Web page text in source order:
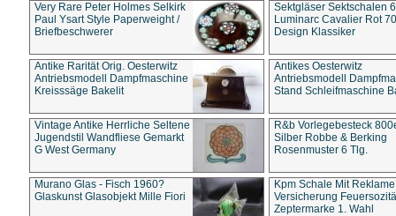
Very Rare Peter Holmes Selkirk
Paul Ysart Style Paperweight /
Briefbeschwerer
Sektgläser Sektschalen
Luminarc Cavalier Rot
Design Klassiker
Antike Rarität Orig. Oesterwitz
Antriebsmodell Dampfmaschine
Kreisssäge Bakelit
Antikes Oesterwitz
Antriebsmodell
Stand Schleifmaschine
Vintage Antike Herrliche Seltene
Jugendstil Wandfliese Gemarkt
G West Germany
R&b Vorlegebesteck
Silber Robbe & Berking
Rosenmuster 6 Tlg.
Murano Glas - Fisch 1960?
Glaskunst Glasobjekt Mille Fiori
Kpm Schale Mit Reklame
Versicherung
Zeptermarke 1. Wahl